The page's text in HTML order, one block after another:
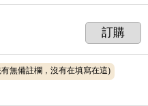
訂購
無備註欄，沒有在填寫在這)